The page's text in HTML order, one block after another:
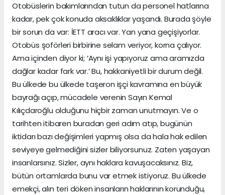
Otobüslerin bakımlarından tutun da personel hatlarına
kadar, pek çok konuda aksaklıklar yaşandı. Burada şöyle
bir sorun da var: İETT aracı var. Yan yana geçişiyorlar.
Otobüs şoförleri birbirine selam veriyor, korna çalıyor.
Ama içinden diyor ki; ‘Aynı işi yapıyoruz ama aramızda
dağlar kadar fark var.’ Bu, hakkaniyetli bir durum değil.
Bu ülkede bu ülkede taşeron işçi kavramına en büyük
bayrağı açıp, mücadele verenin Sayın Kemal
Kılıçdaroğlu olduğunu hiçbir zaman unutmayın. Ve o
tarihten itibaren buradan geri adım atıp, bugünün
iktidarı bazı değişimleri yapmış olsa da hala hak edilen
seviyeye gelmediğini sizler biliyorsunuz. Zaten yaşayan
insanlarsınız. Sizler, aynı haklara kavuşacaksınız. Biz,
bütün ortamlarda bunu var etmek istiyoruz. Bu ülkede
emekçi, alın teri döken insanların haklarının korunduğu,